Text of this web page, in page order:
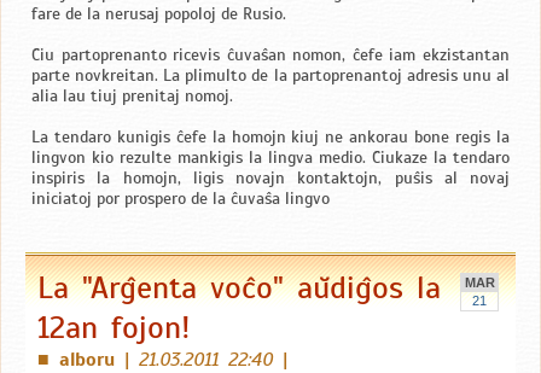
fare de la nerusaj popoloj de Rusio.
Ĉiu partoprenanto ricevis ĉuvaŝan nomon, ĉefe iam ekzistantan
parte novkreitan. La plimulto de la partoprenantoj adresis unu al
alia lau tiuj prenitaj nomoj.
La tendaro kunigis ĉefe la homojn kiuj ne ankorau bone regis la
lingvon kio rezulte mankigis la lingva medio. Ĉiukaze la tendaro
inspiris la homojn, ligis novajn kontaktojn, puŝis al novaj
iniciatoj por prospero de la ĉuvaŝa lingvo
MAR
21
La "Arĝenta voĉo" aŭdiĝos la
12an fojon!
■ alboru | 21.03.2011 22:40|